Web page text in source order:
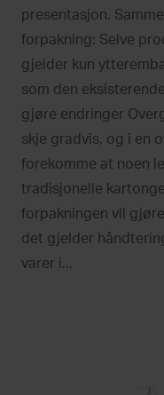
presentasjon.
forpakning: Selve
gjelder kun
som den
gjøre endringer
skje gradvis, og i en
forekomme at noen
tradisjonelle
forpakningen vil
det gjelder
varer i...